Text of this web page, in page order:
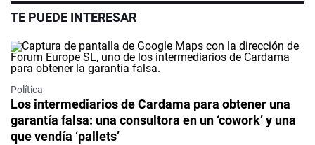
TE PUEDE INTERESAR
Política
Los intermediarios de Cardama para obtener una
garantía falsa: una consultora en un ‘cowork’ y una
que vendía ‘pallets’